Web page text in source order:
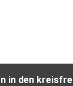
den